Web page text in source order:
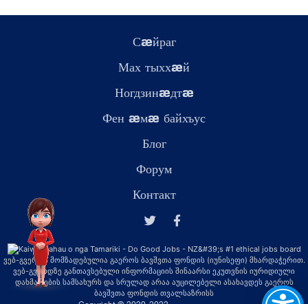
Сæйраг
Мах тыххæй
Ногдзинæдтæ
Фен æмæ байхъус
Блог
Форум
Контакт
ვებ-გვერდი მომზადებულია გაეროს ბავშვთა ფონდის (იუნისეფი) მხარდაჭერით.
ვებ-გვერდზე განთავსებული ინფორმაციის შინაარსი ეკუთვნის იურიდიული
დახმარების სამსახურს და სრულად არაა აუცილებელი ასახავდეს გაეროს
ბავშვთა ფონდის თვალსაზრისს